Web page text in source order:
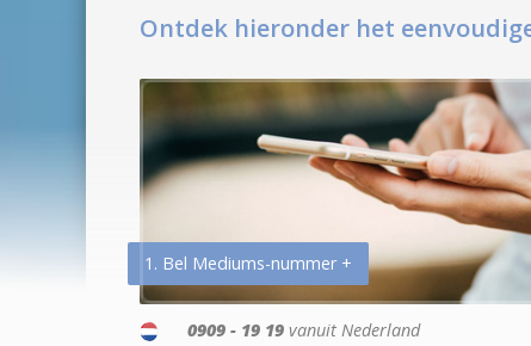
Ontdek hieronder het
1. Bel Mediums-nummer +
0909 - 19 19 vanuit Nederland